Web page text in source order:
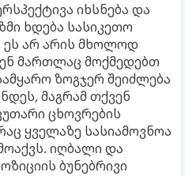
იხსნება და
ხდება სასიკეთო
ეს არ არის მხოლოდ
მართლაც მოქმედებთ
ზოგჯერ შეიძლება
მაგრამ თქვენ
ცხოვრების
ყველაზე სასიამოვნოა
იღბალი და
ბუნებრივი